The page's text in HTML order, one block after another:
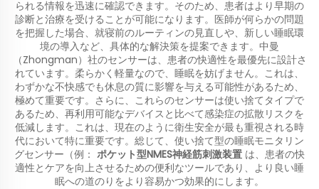
られる情報を迅速に確認できます。そのため、患者はより早期の
診断と治療を受けることが可能になります。医師が何らかの問題
を把握した場合、就寝前のルーティンの見直しや、新しい睡眠環
境の導入など、具体的な解決策を提案できます。中曼
（Zhongman）社のセンサーは、患者の快適性を最優先に設計さ
れています。柔らかく軽量なので、睡眠を妨げません。これは、
わずかな不快感でも休息の質に影響を与える可能性があるため、
極めて重要です。さらに、これらのセンサーは使い捨てタイプで
あるため、再利用可能なデバイスと比べて感染症の拡散リスクを
低減します。これは、現在のように衛生安全が最も重視される時
代において特に重要です。総じて、使い捨て型の睡眠モニタリン
グセンサー（例： ポケット型NMES神経筋刺激装置 は、患者の快
適性とケアを向上させるための便利なツールであり、より良い睡
眠への道のりをより容易かつ効果的にします。